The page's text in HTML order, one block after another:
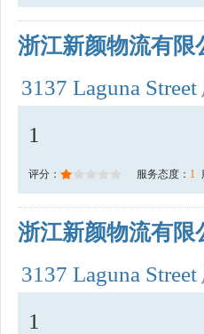
浙江新颜物流有限
3137 Laguna Street
1
评分： 服务态度： 1
浙江新颜物流有限
3137 Laguna Street
1